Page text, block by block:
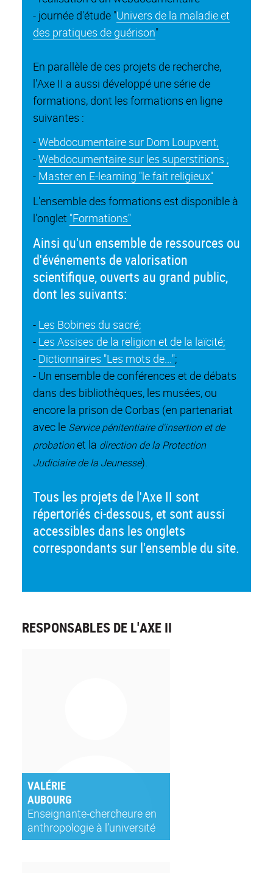
- journée d'étude "Univers de la maladie et
des pratiques de guérison"
En parallèle de ces projets de recherche,
l'Axe II a aussi développé une série de
formations, dont les formations en ligne
suivantes :
-Webdocumentaire sur Dom Loupvent;
-Webdocumentaire sur les superstitions ;
- Master en E-learning "le fait religieux"
L'ensemble des formations est disponible à
l'onglet "Formations"
Ainsi qu'un ensemble de ressources ou
d'événements de valorisation
scientifique, ouverts au grand public,
dont les suivants:
- Les Bobines du sacré;
- Les Assises de la religion et de la laïcité;
- Dictionnaires "Les mots de...";
- Un ensemble de conférences et de débats
dans des bibliothèques, les musées, ou
encore la prison de Corbas (en partenariat
avec le Service pénitentiaire d'insertion et de
probationet la direction de la Protection
Judiciaire de la Jeunesse).
Tous les projets de l'Axe II sont
répertoriés ci-dessous, et sont aussi
accessibles dans les onglets
correspondants sur l'ensemble du site.
RESPONSABLES DE L'AXE II
VALÉRIE
AUBOURG
Enseignante-chercheure en
anthropologie à l’université
catholique de Lyon